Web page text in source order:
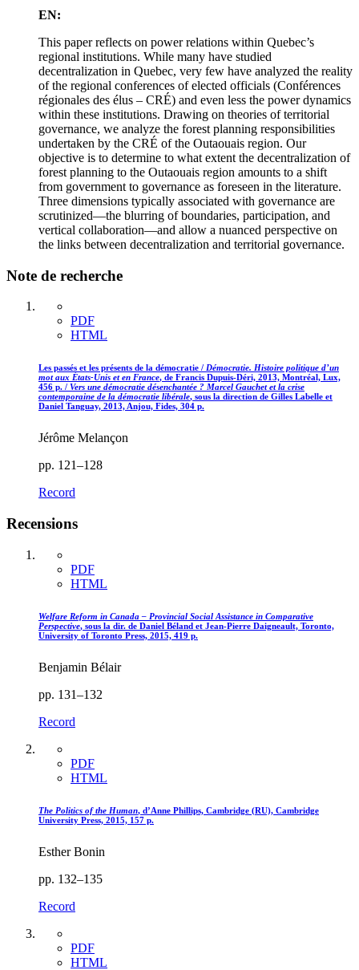
EN:
This paper reflects on power relations within Quebec’s
regional institutions. While many have studied
decentralization in Quebec, very few have analyzed the reality
of the regional conferences of elected officials (Conférences
régionales des élus – CRÉ) and even less the power dynamics
within these institutions. Drawing on theories of territorial
governance, we analyze the forest planning responsibilities
undertaken by the CRÉ of the Outaouais region. Our
objective is to determine to what extent the decentralization of
forest planning to the Outaouais region amounts to a shift
from government to governance as foreseen in the literature.
Three dimensions typically associated with governance are
scrutinized—the blurring of boundaries, participation, and
vertical collaboration—and allow a nuanced perspective on
the links between decentralization and territorial governance.
Note de recherche
PDF
HTML
Les passés et les présents de la démocratie / Démocratie. Histoire politique d’un
mot aux États-Unis et en France, de Francis Dupuis-Déri, 2013, Montréal, Lux,
456 p. / Vers une démocratie désenchantée ? Marcel Gauchet et la crise
contemporaine de la démocratie libérale, sous la direction de Gilles Labelle et
Daniel Tanguay, 2013, Anjou, Fides, 304 p.
Jérôme Melançon
pp. 121–128
Record
Recensions
PDF
HTML
Welfare Reform in Canada – Provincial Social Assistance in Comparative
Perspective, sous la dir. de Daniel Béland et Jean-Pierre Daigneault, Toronto,
University of Toronto Press, 2015, 419 p.
Benjamin Bélair
pp. 131–132
Record
PDF
HTML
The Politics of the Human, d’Anne Phillips, Cambridge (RU), Cambridge
University Press, 2015, 157 p.
Esther Bonin
pp. 132–135
Record
PDF
HTML